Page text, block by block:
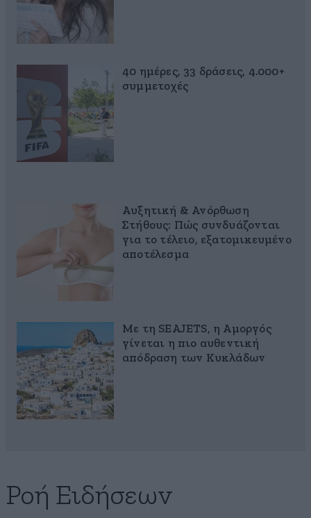
40 ημέρες, 33 δράσεις, 4.000+
συμμετοχές
Αυξητική & Ανόρθωση
Στήθους: Πώς συνδυάζονται
για το τέλειο, εξατομικευμένο
αποτέλεσμα
Με τη SEAJETS, η Αμοργός
γίνεται η πιο αυθεντική
απόδραση των Κυκλάδων
Ροή Ειδήσεων